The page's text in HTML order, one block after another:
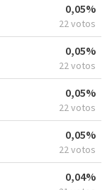
0,05%
22 votos
0,05%
22 votos
0,05%
22 votos
0,05%
22 votos
0,04%